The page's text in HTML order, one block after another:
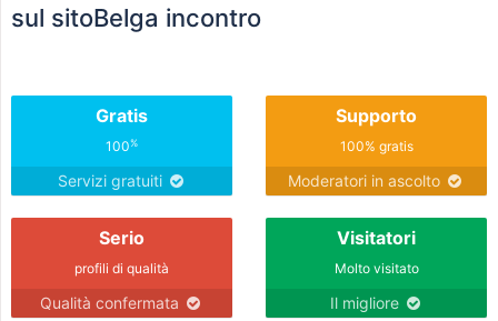
sul sitoBelga incontro
Gratis
100%
Servizi gratuiti
Supporto
100% gratis
Moderatori in ascolto
Serio
profili di qualità
Qualità confermata
Visitatori
Molto visitato
Il migliore